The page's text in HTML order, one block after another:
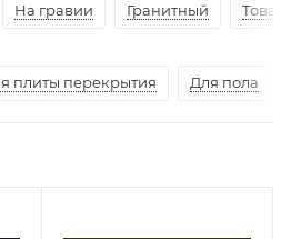
На гравии Гранитный
плиты перекрытия Для пола